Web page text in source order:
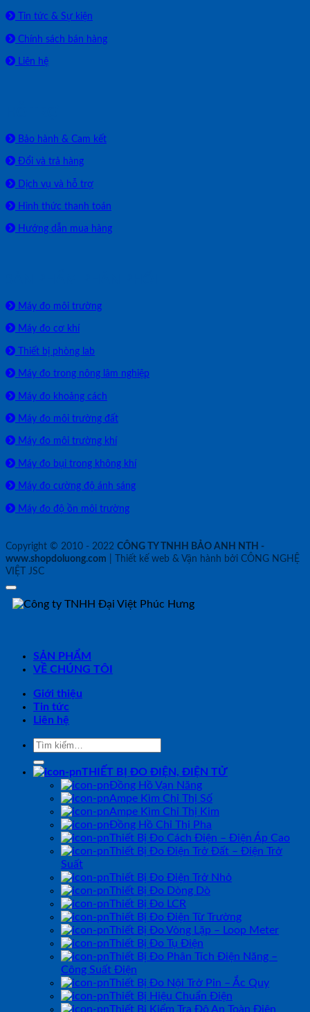
Tin tức & Sự kiện
Chính sách bán hàng
Liên hệ
Bảo hành & Cam kết
Đổi và trả hàng
Dịch vụ và hỗ trợ
Hình thức thanh toán
Hướng dẫn mua hàng
Máy đo môi trường
Máy đo cơ khí
Thiết bị phòng lab
Máy đo trong nông lâm nghiệp
Máy đo khoảng cách
Máy đo môi trường đất
Máy đo môi trường khí
Máy đo bụi trong không khí
Máy đo cường độ ánh sáng
Máy đo độ ồn môi trường
Copyright © 2010 - 2022 CÔNG TY TNHH BẢO ANH NTH -
www.shopdoluong.com | Thiết kế web & Vận hành bởi CÔNG NGHỆ
VIỆT JSC
SẢN PHẨM
VỀ CHÚNG TÔI
Giới thiệu
Tin tức
Liên hệ
Tìm
THIẾT BỊ ĐO ĐIỆN, ĐIỆN TỬ
Đồng Hồ Vạn Năng
Ampe Kìm Chỉ Thị Số
Ampe Kìm Chỉ Thị Kim
Đồng Hồ Chỉ Thị Pha
Thiết Bị Đo Cách Điện – Điện Áp Cao
Thiết Bị Đo Điện Trở Đất – Điện Trở
Suất
Thiết Bị Đo Điện Trở Nhỏ
Thiết Bị Đo Dòng Dò
Thiết Bị Đo LCR
Thiết Bị Đo Điện Từ Trường
Thiết Bị Đo Vòng Lặp – Loop Meter
Thiết Bị Đo Tụ Điện
Thiết Bị Đo Phân Tích Điện Năng –
Công Suất Điện
Thiết Bị Đo Nội Trở Pin – Ắc Quy
Thiết Bị Hiệu Chuẩn Điện
Thiết Bị Kiểm Tra Độ An Toàn Điện